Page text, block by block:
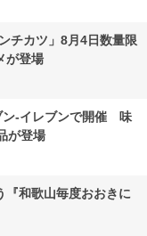
チカツ」8月4日数量限
が登場
ン-イレブンで開催 味
が登場
『和歌山毎度おおきに